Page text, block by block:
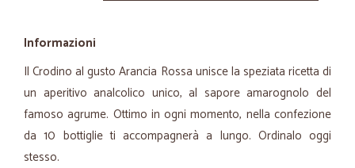
Informazioni
Il Crodino al gusto Arancia Rossa unisce la speziata ricetta di
un aperitivo analcolico unico, al sapore amarognolo del
famoso agrume. Ottimo in ogni momento, nella confezione
da 10 bottiglie ti accompagnerà a lungo. Ordinalo oggi
stesso.